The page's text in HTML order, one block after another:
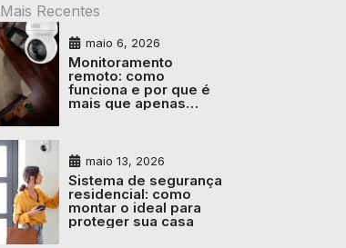
Mais Recentes
maio 6, 2026
Monitoramento
remoto: como
funciona e por que é
mais que apenas
maio 13, 2026
Sistema de segurança
residencial: como
montar o ideal para
proteger sua casa